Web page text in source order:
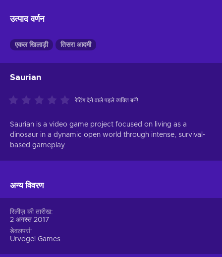
उत्पाद वर्णन
एकल खिलाड़ी तिसरा आदमी
Saurian
रेटिंग देने वाले पहले व्यक्ति बनें!
Saurian is a video game project focused on living as a
dinosaur in a dynamic open world through intense, survival-
based gameplay.
अन्य विवरण
रिलीज़ की तारीख
2 अगस्त 2017
डेवलपर्स
Urvogel Games